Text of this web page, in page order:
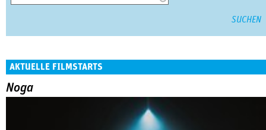
AKTUELLE FILMSTARTS
Noga